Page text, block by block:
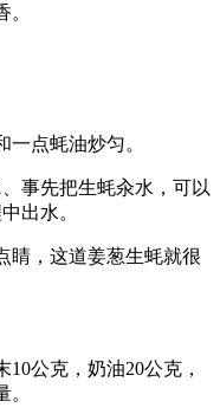
点蚝油炒匀。
事先把生蚝汆水，可以
出水。
睛，这道姜葱生蚝就很
公克，奶油20公克，